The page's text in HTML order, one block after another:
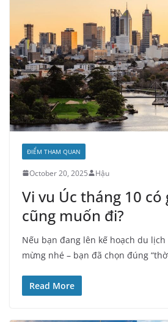
ĐIỂM THAM QUAN
October 20, 2025 Hậu
Vi vu Úc tháng 10 có
cũng muốn đi?
Nếu bạn đang lên kế hoạch du lịch
mừng nhé – bạn đã chọn đúng
Read More